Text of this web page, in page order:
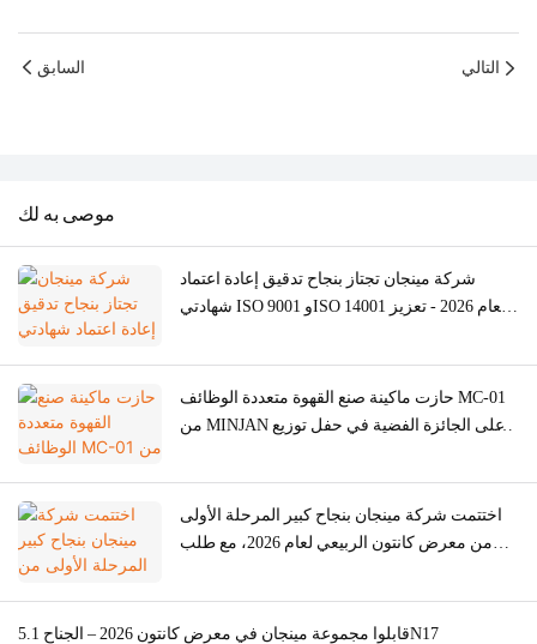
السابق التالي
موصى به لك
شركة مينجان تجتاز بنجاح تدقيق إعادة اعتماد
شهادتي ISO 9001 وISO 14001 لعام 2026 - تعزيز
لآلات طحن اللحوم والأفران وآلات القهوة
حازت ماكينة صنع القهوة متعددة الوظائف MC-01
من MINJAN على الجائزة الفضية في حفل توزيع
اختتمت شركة مينجان بنجاح كبير المرحلة الأولى
من معرض كانتون الربيعي لعام 2026، مع طلب
قابلوا مجموعة مينجان في معرض كانتون 2026 – الجناح 5.1N17